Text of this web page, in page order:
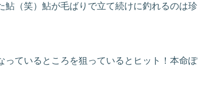
（笑）鮎が毛ばりで立て続けに釣れるのは珍
ているところを狙っているとヒット！本命ぽ